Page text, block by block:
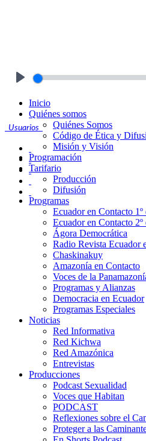
Usuarios
Inicio
Quiénes somos
Quiénes Somos
Código de Ética y
Misión y Visión
Programación
Tarifario
Producción
Difusión
Programas
Ecuador en Contacto 1º
Ecuador en Contacto 2º
Ágora Democrática
Radio Revista Ecuador
Chaskinakuy
Amazonía en Contacto
Voces de la
Programas y Alianzas
Democracia en Ecuador
Programas Especiales
Noticias
Red Informativa
Red Kichwa
Red Amazónica
Entrevistas
Producciones
Podcast Sexualidad
Voces que Habitan
PODCAST
Reflexiones sobre el
Proteger a las